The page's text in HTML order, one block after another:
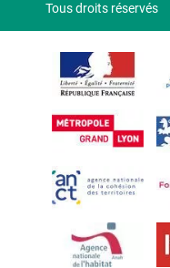
Tous droits réservés